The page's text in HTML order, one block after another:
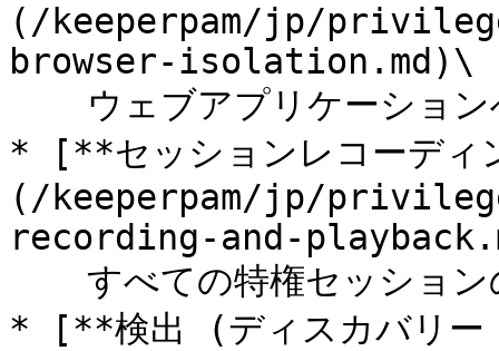
(/keeperpam/jp/
browser-isolation.md)\
* [**セッションレコーディ
(/keeperpam/jp/
recording-and-
* [**検出 (ディスカバリ